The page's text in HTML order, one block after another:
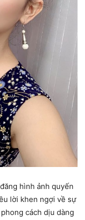
hình ảnh quyến
lời khen ngợi về sự
cách dịu dàng